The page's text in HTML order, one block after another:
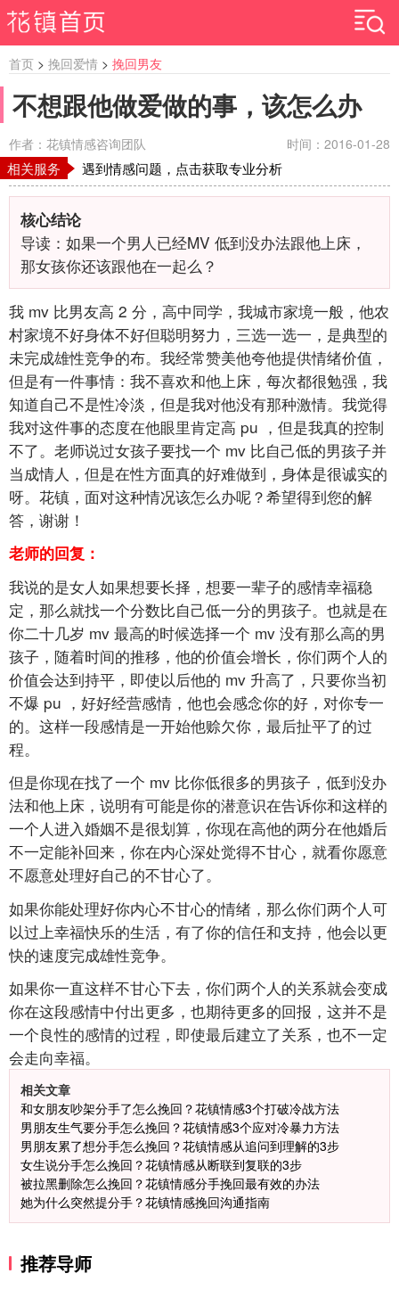
首页 > 挽回爱情 > 挽回男友
不想跟他做爱做的事，该怎么办
作者：花镇情感咨询团队 时间：2016-01-28
相关服务 遇到情感问题，点击获取专业分析
核心结论
导读：如果一个男人已经MV 低到没办法跟他上床，
那女孩你还该跟他在一起么？
我 mv 比男友高 2 分，高中同学，我城市家境一般，他农
村家境不好身体不好但聪明努力，三选一选一，是典型的
未完成雄性竞争的布。我经常赞美他夸他提供情绪价值，
但是有一件事情：我不喜欢和他上床，每次都很勉强，我
知道自己不是性冷淡，但是我对他没有那种激情。我觉得
我对这件事的态度在他眼里肯定高 pu ，但是我真的控制
不了。老师说过女孩子要找一个 mv 比自己低的男孩子并
当成情人，但是在性方面真的好难做到，身体是很诚实的
呀。花镇，面对这种情况该怎么办呢？希望得到您的解
答，谢谢！
老师的回复：
我说的是女人如果想要长择，想要一辈子的感情幸福稳
定，那么就找一个分数比自己低一分的男孩子。也就是在
你二十几岁 mv 最高的时候选择一个 mv 没有那么高的男
孩子，随着时间的推移，他的价值会增长，你们两个人的
价值会达到持平，即使以后他的 mv 升高了，只要你当初
不爆 pu ，好好经营感情，他也会感念你的好，对你专一
的。这样一段感情是一开始他赊欠你，最后扯平了的过
程。
但是你现在找了一个 mv 比你低很多的男孩子，低到没办
法和他上床，说明有可能是你的潜意识在告诉你和这样的
一个人进入婚姻不是很划算，你现在高他的两分在他婚后
不一定能补回来，你在内心深处觉得不甘心，就看你愿意
不愿意处理好自己的不甘心了。
如果你能处理好你内心不甘心的情绪，那么你们两个人可
以过上幸福快乐的生活，有了你的信任和支持，他会以更
快的速度完成雄性竞争。
如果你一直这样不甘心下去，你们两个人的关系就会变成
你在这段感情中付出更多，也期待更多的回报，这并不是
一个良性的感情的过程，即使最后建立了关系，也不一定
会走向幸福。
相关文章
和女朋友吵架分手了怎么挽回？花镇情感3个打破冷战方法
男朋友生气要分手怎么挽回？花镇情感3个应对冷暴力方法
男朋友累了想分手怎么挽回？花镇情感从追问到理解的3步
女生说分手怎么挽回？花镇情感从断联到复联的3步
被拉黑删除怎么挽回？花镇情感分手挽回最有效的办法
她为什么突然提分手？花镇情感挽回沟通指南
推荐导师